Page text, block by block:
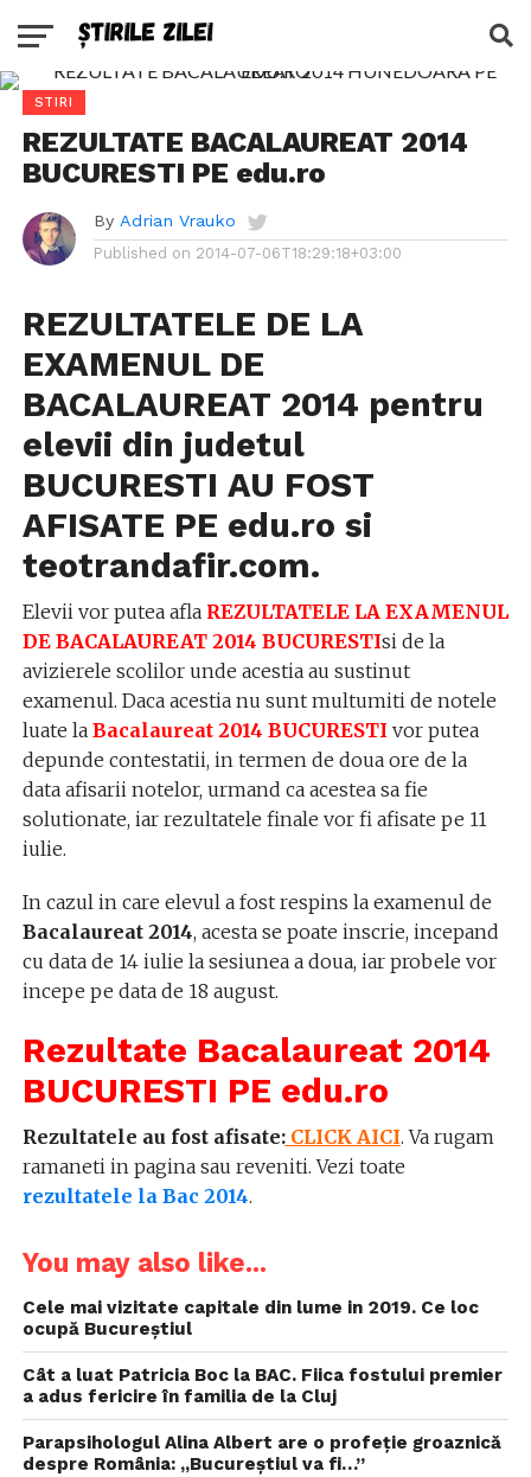
STIRI
REZULTATE BACALAUREAT 2014
BUCURESTI PE edu.ro
By Adrian Vrauko
Published on 2014-07-06T18:29:18+03:00
REZULTATELE DE LA
EXAMENUL DE
BACALAUREAT 2014 pentru
elevii din judetul
BUCURESTI AU FOST
AFISATE PE edu.ro si
teotrandafir.com.
Elevii vor putea afla REZULTATELE LA EXAMENUL
DE BACALAUREAT 2014 BUCURESTIsi de la
avizierele scolilor unde acestia au sustinut
examenul. Daca acestia nu sunt multumiti de notele
luate la Bacalaureat 2014 BUCURESTI vor putea
depunde contestatii, in termen de doua ore de la
data afisarii notelor, urmand ca acestea sa fie
solutionate, iar rezultatele finale vor fi afisate pe 11
iulie.
In cazul in care elevul a fost respins la examenul de
Bacalaureat 2014, acesta se poate inscrie, incepand
cu data de 14 iulie la sesiunea a doua, iar probele vor
incepe pe data de 18 august.
Rezultate Bacalaureat 2014
BUCURESTI PE edu.ro
Rezultatele au fost afisate:CLICK AICI. Va rugam
ramaneti in pagina sau reveniti. Vezi toate
rezultatele la Bac 2014.
You may also like...
Cele mai vizitate capitale din lume in 2019. Ce loc
ocupă Bucureștiul
Cât a luat Patricia Boc la BAC. Fiica fostului premier
a adus fericire în familia de la Cluj
Parapsihologul Alina Albert are o profeție groaznică
despre România: „Bucureștiul va fi…”